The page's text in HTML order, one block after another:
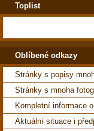
Toplist
Oblíbené odkazy
Stránky s popisy
Stránky s mnoha
Kompletní informace
Aktuální situace i